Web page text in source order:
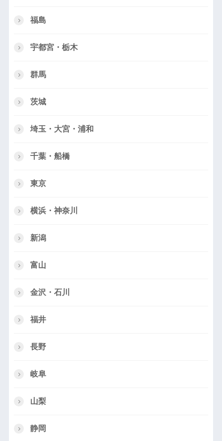
福島
宇都宮・栃木
群馬
茨城
埼玉・大宮・浦和
千葉・船橋
東京
横浜・神奈川
新潟
富山
金沢・石川
福井
長野
岐阜
山梨
静岡